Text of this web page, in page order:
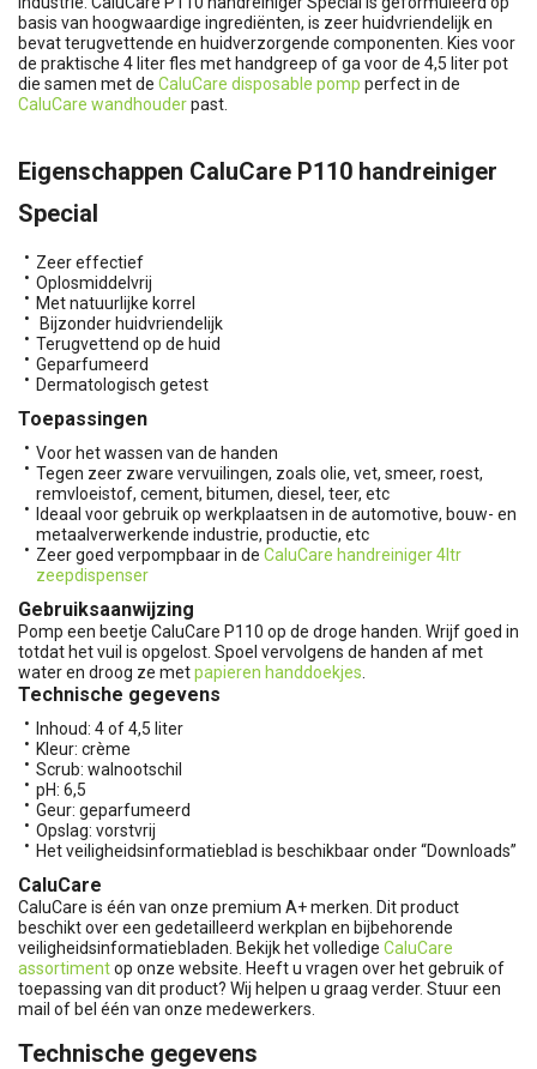
basis van hoogwaardige ingrediënten, is zeer huidvriendelijk en
bevat terugvettende en huidverzorgende componenten. Kies voor
de praktische 4 liter fles met handgreep of ga voor de 4,5 liter pot
die samen met de CaluCare disposable pomp perfect in de
CaluCare wandhouderpast.
Eigenschappen CaluCare P110 handreiniger
Special
Zeer effectief
Oplosmiddelvrij
Met natuurlijke korrel
Bijzonder huidvriendelijk
Terugvettend op de huid
Geparfumeerd
Dermatologisch getest
Toepassingen
Voor het wassen van de handen
Tegen zeer zware vervuilingen, zoals olie, vet, smeer, roest,
remvloeistof, cement, bitumen, diesel, teer, etc
Ideaal voor gebruik op werkplaatsen in de automotive, bouw- en
metaalverwerkende industrie, productie, etc
Zeer goed verpompbaar in de CaluCare handreiniger 4ltr
zeepdispenser
Gebruiksaanwijzing
Pomp een beetje CaluCare P110 op de droge handen. Wrijf goed in
totdat het vuil is opgelost. Spoel vervolgens de handen af met
water en droog ze metpapieren handdoekjes
Technische gegevens
Inhoud: 4 of 4,5 liter
Kleur: crème
Scrub: walnootschil
pH: 6,5
Geur: geparfumeerd
Opslag: vorstvrij
Het veiligheidsinformatieblad is beschikbaar onder “Downloads”
CaluCare
CaluCare is één van onze premium A+ merken. Dit product
beschikt over een gedetailleerd werkplan en bijbehorende
veiligheidsinformatiebladen. Bekijk het volledige CaluCare
assortimentop onze website. Heeft u vragen over het gebruik of
toepassing van dit product? Wij helpen u graag verder. Stuur een
mail of bel één van onze medewerkers.
Technische gegevens